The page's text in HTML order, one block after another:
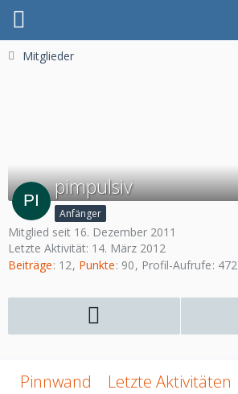
Mitglieder
pimpulsiv
Anfänger
Mitglied seit 16. Dezember 2011
Letzte Aktivität: 14. März 2012
Beiträge 12 Punkte 90 Profil-Aufrufe 472
Pinnwand Letzte Aktivitäten